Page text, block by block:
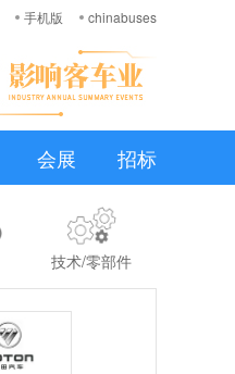
手机版 chinabuses
会展 招标
技术/零部件